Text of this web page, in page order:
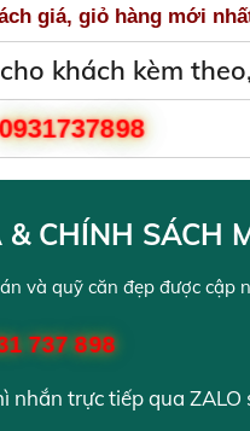
giá, giỏ hàng mới
khách kèm
CHÍNH SÁCH
và quỹ căn đẹp được cập
737 898
nhắn trực tiếp qua ZALO